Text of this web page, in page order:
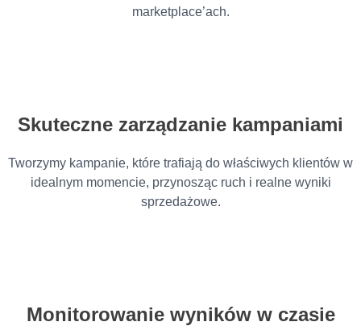
marketplace’ach.
Skuteczne zarządzanie kampaniami
Tworzymy kampanie, które trafiają do właściwych klientów w
idealnym momencie, przynosząc ruch i realne wyniki
sprzedażowe.
Monitorowanie wyników w czasie